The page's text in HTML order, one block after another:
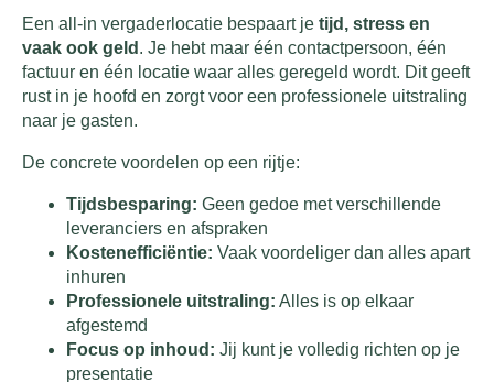
Een all-in vergaderlocatie bespaart je tijd, stress en
vaak ook geld . Je hebt maar één contactpersoon, één
factuur en één locatie waar alles geregeld wordt. Dit geeft
rust in je hoofd en zorgt voor een professionele uitstraling
naar je gasten.
De concrete voordelen op een rijtje:
Tijdsbesparing: Geen gedoe met verschillende
leveranciers en afspraken
Kostenefficiëntie: Vaak voordeliger dan alles apart
inhuren
Professionele uitstraling: Alles is op elkaar
afgestemd
Focus op inhoud: Jij kunt je volledig richten op je
presentatie